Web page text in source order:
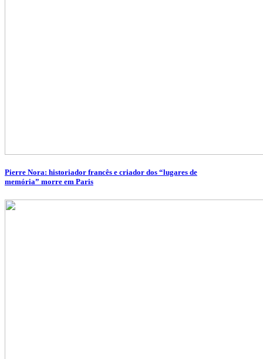
Pierre Nora: historiador francês e criador dos “lugares de
memória” morre em Paris